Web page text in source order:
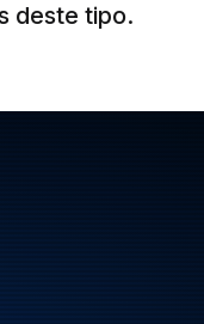
deste tipo.